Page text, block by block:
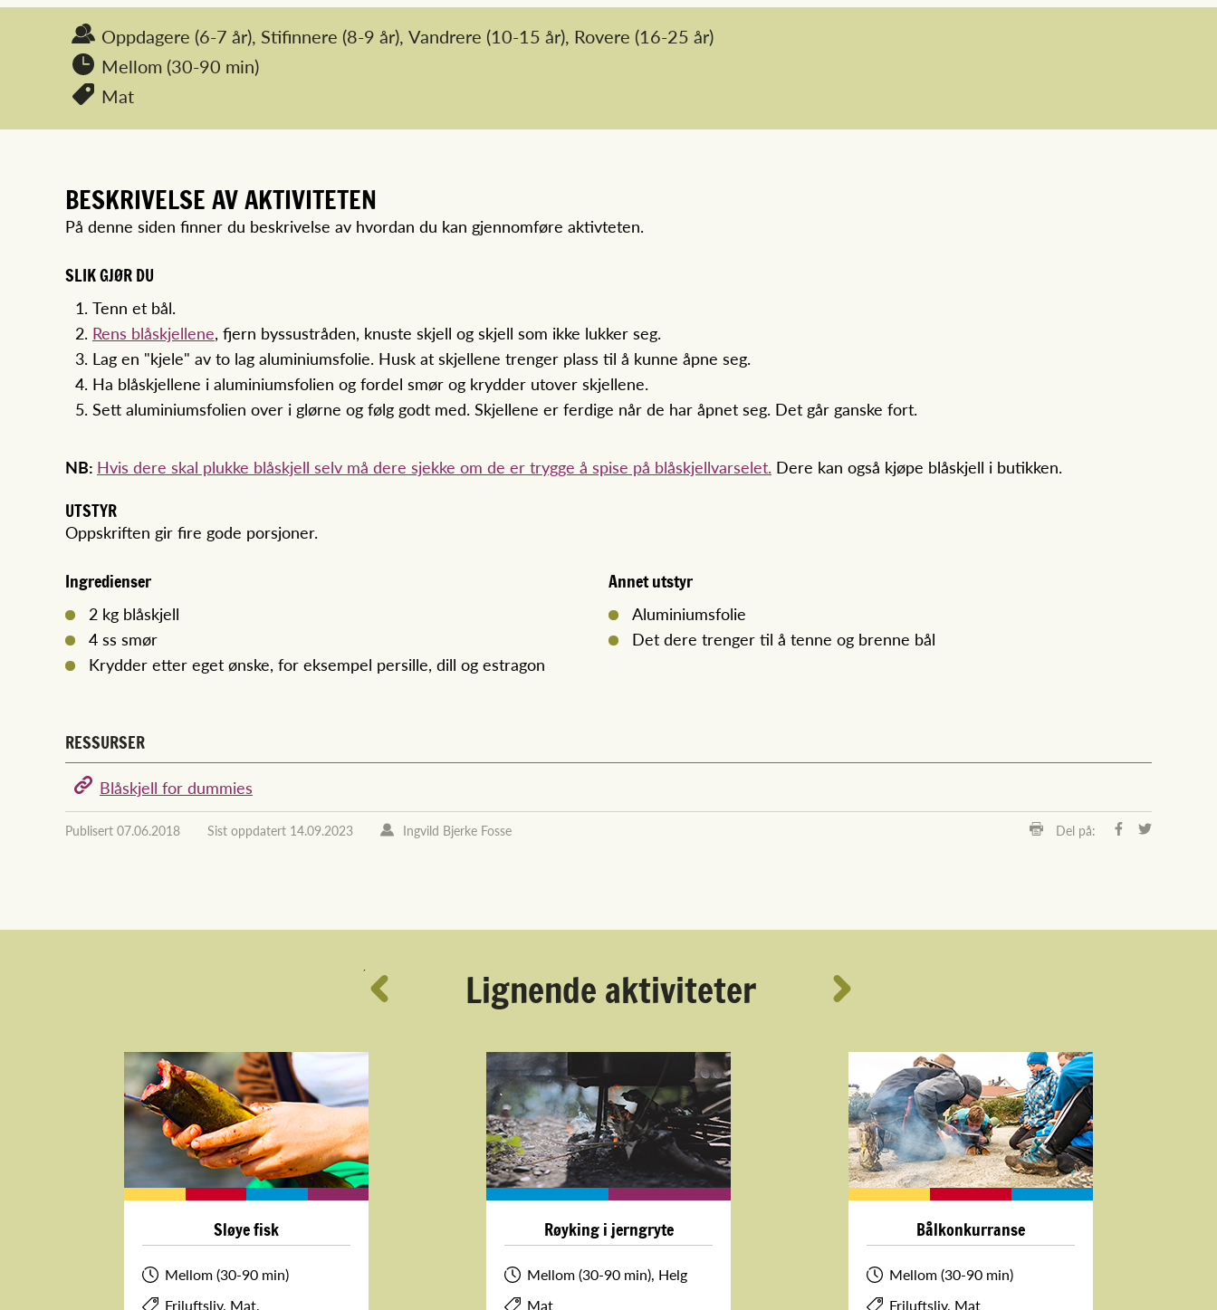
Oppdagere (6-7 år), Stifinnere (8-9 år), Vandrere (10-15 år), Rovere (16-25 år)
Mellom (30-90 min)
Mat
BESKRIVELSE AV AKTIVITETEN
På denne siden finner du beskrivelse av hvordan du kan gjennomføre aktivteten.
SLIK GJØR DU
Tenn et bål.
Rens blåskjellene, fjern byssustråden, knuste skjell og skjell som ikke lukker seg.
Lag en "kjele" av to lag aluminiumsfolie. Husk at skjellene trenger plass til å kunne åpne seg.
Ha blåskjellene i aluminiumsfolien og fordel smør og krydder utover skjellene.
Sett aluminiumsfolien over i glørne og følg godt med. Skjellene er ferdige når de har åpnet seg. Det går ganske fort.
NB: Hvis dere skal plukke blåskjell selv må dere sjekke om de er trygge å spise på blåskjellvarselet. Dere kan også kjøpe blåskjell i butikken.
UTSTYR
Oppskriften gir fire gode porsjoner.
Ingredienser
2 kg blåskjell
4 ss smør
Krydder etter eget ønske, for eksempel persille, dill og estragon
Annet utstyr
Aluminiumsfolie
Det dere trenger til å tenne og brenne bål
RESSURSER
Blåskjell for dummies
Publisert 07.06.2018 Sist oppdatert 14.09.2023 Ingvild Bjerke Fosse Del på:
´ Lignende aktiviteter
Sløye fisk
Mellom (30-90 min)
Friluftsliv, Mat,
Røyking i jerngryte
Mellom (30-90 min), Helg
Mat
Bålkonkurranse
Mellom (30-90 min)
Friluftsliv, Mat